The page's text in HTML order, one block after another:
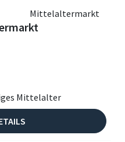
Mittelaltermarkt
Mittelalter